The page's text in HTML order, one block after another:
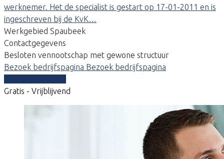
werknemer. Het de specialist is gestart op 17-01-2011 en is
ingeschreven bij de KvK…
Werkgebied Spaubeek
Contactgegevens
Besloten vennootschap met gewone structuur
Bezoek bedrijfspagina Bezoek bedrijfspagina
Gratis - Vrijblijvend